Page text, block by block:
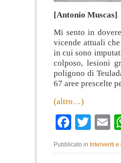
[Antonio Muscas]
Mi sento in
vicende attuali
in cui sono
colposo, lesioni
poligono di
67 aree prescelte
(altro…)
Pubblicato in Interventi e